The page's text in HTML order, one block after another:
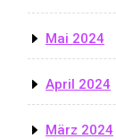
Mai 2024
April 2024
März 2024